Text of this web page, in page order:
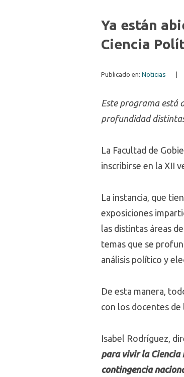
Ya están
Ciencia
Publicado en: Noticias
Este programa está
profundidad
La Facultad de
inscribirse en la XII
La instancia, que
exposiciones
las distintas áreas
temas que se
análisis político y
De esta manera,
con los docentes de
Isabel Rodríguez,
para vivir la Ciencia
contingencia